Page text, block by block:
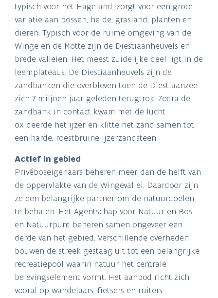
typisch voor het Hageland, zorgt voor een grote
variatie aan bossen, heide, grasland, planten en
dieren. Typisch voor de ruime omgeving van de
Winge en de Motte zijn de Diestiaanheuvels en
brede valleien. Het meest zuidelijke deel ligt in de
leemplateaus. De Diestiaanheuvels zijn de
zandbanken die overbleven toen de Diestiaanzee
zich 7 miljoen jaar geleden terugtrok. Zodra de
zandbank in contact kwam met de lucht
oxideerde het ijzer en klitte het zand samen tot
een harde, roestbruine ijzerzandsteen.
Actief in gebied
Privéboseigenaars beheren meer dan de helft van
de oppervlakte van de Wingevallei. Daardoor zijn
ze een belangrijke partner om de natuurdoelen
te behalen. Het Agentschap voor Natuur en Bos
en Natuurpunt beheren samen ongeveer een
derde van het gebied. Verschillende overheden
bouwen de streek gestaag uit tot een belangrijke
recreatiepool waarin natuur het centrale
belevingselement vormt. Het aanbod richt zich
vooral op wandelaars, fietsers en ruiters.